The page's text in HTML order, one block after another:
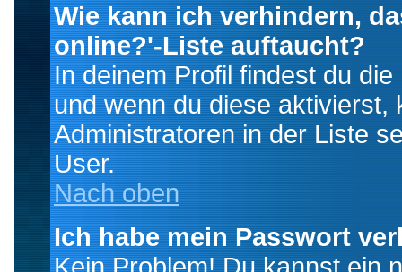
Wie kann ich verhindern,
online?'-Liste auftaucht?
In deinem Profil findest du
und wenn du diese aktivierst,
Administratoren in der Liste
User.
Nach oben
Ich habe mein Passwort